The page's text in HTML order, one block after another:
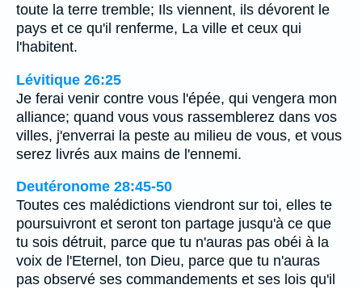
toute la terre tremble; Ils viennent, ils dévorent le
pays et ce qu'il renferme, La ville et ceux qui
l'habitent.
Lévitique 26:25
Je ferai venir contre vous l'épée, qui vengera mon
alliance; quand vous vous rassemblerez dans vos
villes, j'enverrai la peste au milieu de vous, et vous
serez livrés aux mains de l'ennemi.
Deutéronome 28:45-50
Toutes ces malédictions viendront sur toi, elles te
poursuivront et seront ton partage jusqu'à ce que
tu sois détruit, parce que tu n'auras pas obéi à la
voix de l'Eternel, ton Dieu, parce que tu n'auras
pas observé ses commandements et ses lois qu'il